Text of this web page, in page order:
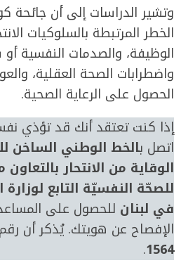
وتشير الدراسات إلى أن جائحة
الخطر المرتبطة بالسلوكيات
الوظيفة، والصدمات النفسية أو
واضطرابات الصحة العقلية،
الحصول على الرعاية الصحية.
إذا كنت تعتقد أنك قد تؤذي
اتصل بالخط الوطني الساخن
الوقاية من الانتحار
للصحّة النفسيّة التابع
في لبنان للحصول على
الإفصاح عن هويتك. يُذكر أن
1564
.